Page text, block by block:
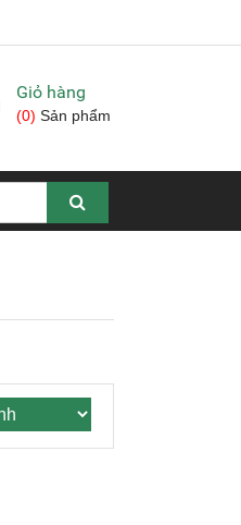
Giỏ hàng
(0) Sản phẩm